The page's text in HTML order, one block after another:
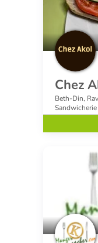
Chez
Beth-Din,
Sandwicherie